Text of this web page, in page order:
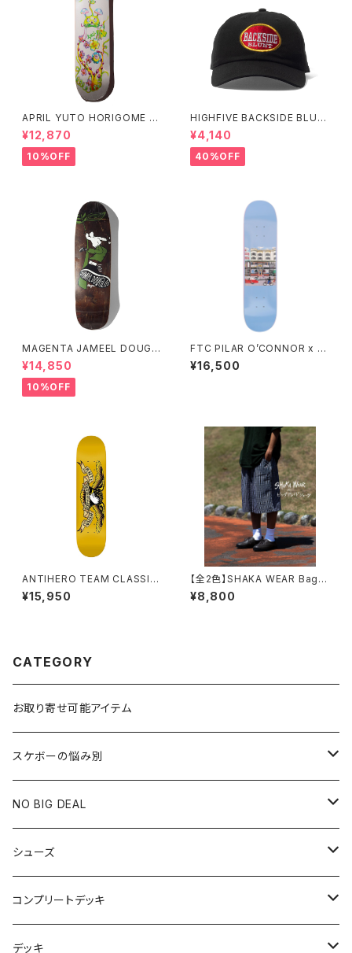
APRIL YUTO HORIGOME E
MA GASPER 8.25インチ
¥12,870
10%OFF
HIGHFIVE BACKSIDE BLUN
T 6PANEL CAP
¥4,140
40%OFF
MAGENTA JAMEEL DOUGL
AS M STREET BOARD 1992
RETRO SHAPE 8.4インチ
¥14,850
10%OFF
FTC PILAR O’CONNOR x F
TC DECK 7.75インチ エフティ
ーシー ピラール オコナー エフ
¥16,500
ANTIHERO TEAM CLASSIC
EAGLE (KIDS SIZE) 7.3イン
チ BBSプレス チーム クラシック
¥15,950
【全2色】SHAKA WEAR Bagg
y Plaid Short シャカウェア バ
ギー プレイド チェック ショーツ
¥8,800
CATEGORY
お取り寄せ可能アイテム
スケボーの悩み別
膝や腰が痛い
NO BIG DEAL
NBD CUSTOMIZED
USED ITEM
Tシャツ
シューズ
キッズシューズ
NIKE SB ORANGE LABEL/ISO
コンプリートデッキ
HI5のパーツセット
デッキ